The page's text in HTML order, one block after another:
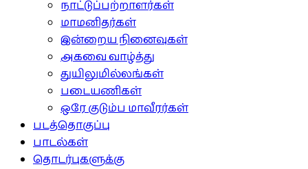
நாட்டுப்பற்றாளர்கள்
மாமனிதர்கள்
இன்றைய நினைவுகள்
அகவை வாழ்த்து
துயிலுமில்லங்கள்
படையணிகள்
ஒரே குடும்ப மாவீரர்கள்
படத்தொகுப்பு
பாடல்கள்
தொடர்புகளுக்கு